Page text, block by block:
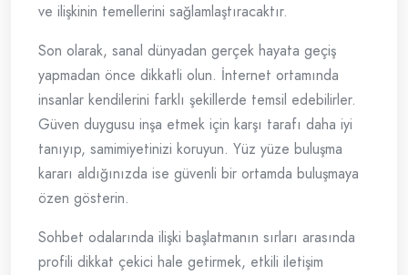
ve ilişkinin temellerini sağlamlaştıracaktır.
Son olarak, sanal dünyadan gerçek hayata geçiş
yapmadan önce dikkatli olun. İnternet ortamında
insanlar kendilerini farklı şekillerde temsil edebilirler.
Güven duygusu inşa etmek için karşı tarafı daha iyi
tanıyıp, samimiyetinizi koruyun. Yüz yüze buluşma
kararı aldığınızda ise güvenli bir ortamda buluşmaya
özen gösterin.
Sohbet odalarında ilişki başlatmanın sırları arasında
profili dikkat çekici hale getirmek, etkili iletişim